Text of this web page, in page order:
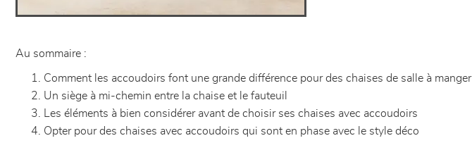
Au sommaire :
Comment les accoudoirs font une grande différence pour des chaises de salle à manger
Un siège à mi-chemin entre la chaise et le fauteuil
Les éléments à bien considérer avant de choisir ses chaises avec accoudoirs
Opter pour des chaises avec accoudoirs qui sont en phase avec le style déco